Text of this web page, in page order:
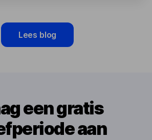
Lees blog
een gratis
aan